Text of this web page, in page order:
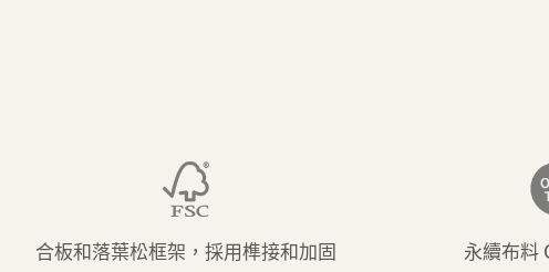
合板和落葉松框架，採用榫接和加固
永續布料